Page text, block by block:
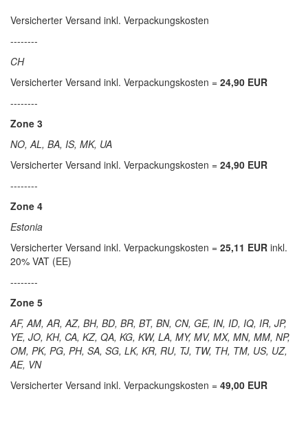
Versicherter Versand inkl. Verpackungskosten
--------
CH
Versicherter Versand inkl. Verpackungskosten = 24,90 EUR
--------
Zone 3
NO, AL, BA, IS, MK, UA
Versicherter Versand inkl. Verpackungskosten = 24,90 EUR
--------
Zone 4
Estonia
Versicherter Versand inkl. Verpackungskosten = 25,11 EUR inkl.
20% VAT (EE)
--------
Zone 5
AF, AM, AR, AZ, BH, BD, BR, BT, BN, CN, GE, IN, ID, IQ, IR, JP,
YE, JO, KH, CA, KZ, QA, KG, KW, LA, MY, MV, MX, MN, MM, NP,
OM, PK, PG, PH, SA, SG, LK, KR, RU, TJ, TW, TH, TM, US, UZ,
AE, VN
Versicherter Versand inkl. Verpackungskosten = 49,00 EUR